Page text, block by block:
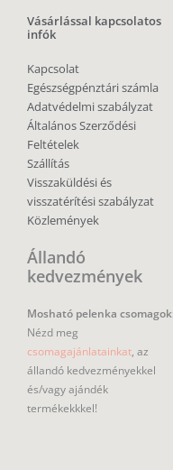
Vásárlással kapcsolatos
infók
Kapcsolat
Egészségpénztári számla
Adatvédelmi szabályzat
Általános Szerződési
Feltételek
Szállítás
Visszaküldési és
visszatérítési szabályzat
Közlemények
Állandó
kedvezmények
Mosható pelenka
Nézd meg
csomagajánlatainkat, az
állandó kedvezményekkel
és/vagy ajándék
termékekkkel!